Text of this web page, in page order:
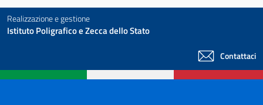
Realizzazione e gestione
Istituto Poligrafico e Zecca dello Stato
Contattaci